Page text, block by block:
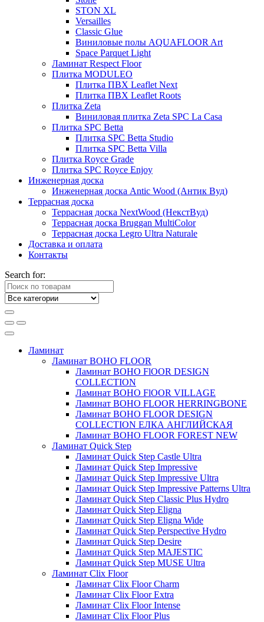
STON XL
Versailles
Classic Glue
Виниловые полы AQUAFLOOR Art
Space Parquet Light
Ламинат Respect Floor
Плитка MODULEO
Плитка ПВХ Leaflet Next
Плитка ПВХ Leaflet Roots
Плитка Zeta
Виниловая плитка Zeta SPC La Casa
Плитка SPC Betta
Плитка SPC Betta Studio
Плитка SPC Betta Villa
Плитка Royce Grade
Плитка SPC Royce Enjoy
Инженерная доска
Инженерная доска Antic Wood (Антик Вуд)
Террасная доска
Террасная доска NextWood (НекстВуд)
Террасная доска Bruggan MultiColor
Террасная доска Legro Ultra Naturale
Доставка и оплата
Контакты
Search for:
Ламинат
Ламинат BOHO FLOOR
Ламинат BOHO FlOOR DESIGN
COLLECTION
Ламинат BOHO FlOOR VILLAGE
Ламинат BOHO FLOOR HERRINGBONE
Ламинат BOHO FLOOR DESIGN
COLLECTION ЕЛКА АНГЛИЙСКАЯ
Ламинат BOHO FLOOR FOREST NEW
Ламинат Quick Step
Ламинат Quick Step Castle Ultra
Ламинат Quick Step Impressive
Ламинат Quick Step Impressive Ultra
Ламинат Quick Step Impressive Patterns Ultra
Ламинат Quick Step Classic Plus Hydro
Ламинат Quick Step Eligna
Ламинат Quick Step Eligna Wide
Ламинат Quick Step Perspective Hydro
Ламинат Quick Step Desire
Ламинат Quick Step MAJESTIC
Ламинат Quick Step MUSE Ultra
Ламинат Clix Floor
Ламинат Clix Floor Charm
Ламинат Clix Floor Extra
Ламинат Clix Floor Intense
Ламинат Clix Floor Plus